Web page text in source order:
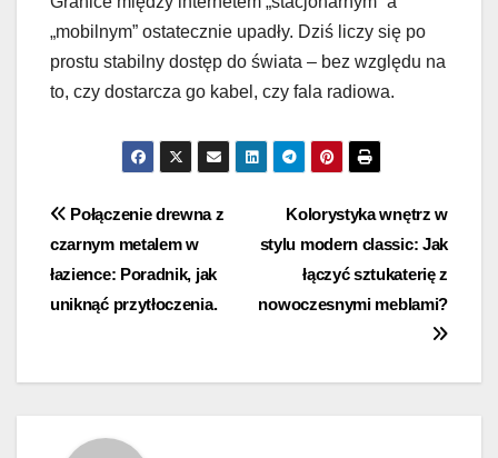
„mobilnym” ostatecznie upadły. Dziś liczy się po
prostu stabilny dostęp do świata – bez względu na
to, czy dostarcza go kabel, czy fala radiowa.
Nawigacja
wpisu
Kolorystyka wnętrz w
stylu modern classic: Jak
łączyć sztukaterię z
nowoczesnymi meblami?
Połączenie drewna z
czarnym metalem w
łazience: Poradnik, jak
uniknąć przytłoczenia.